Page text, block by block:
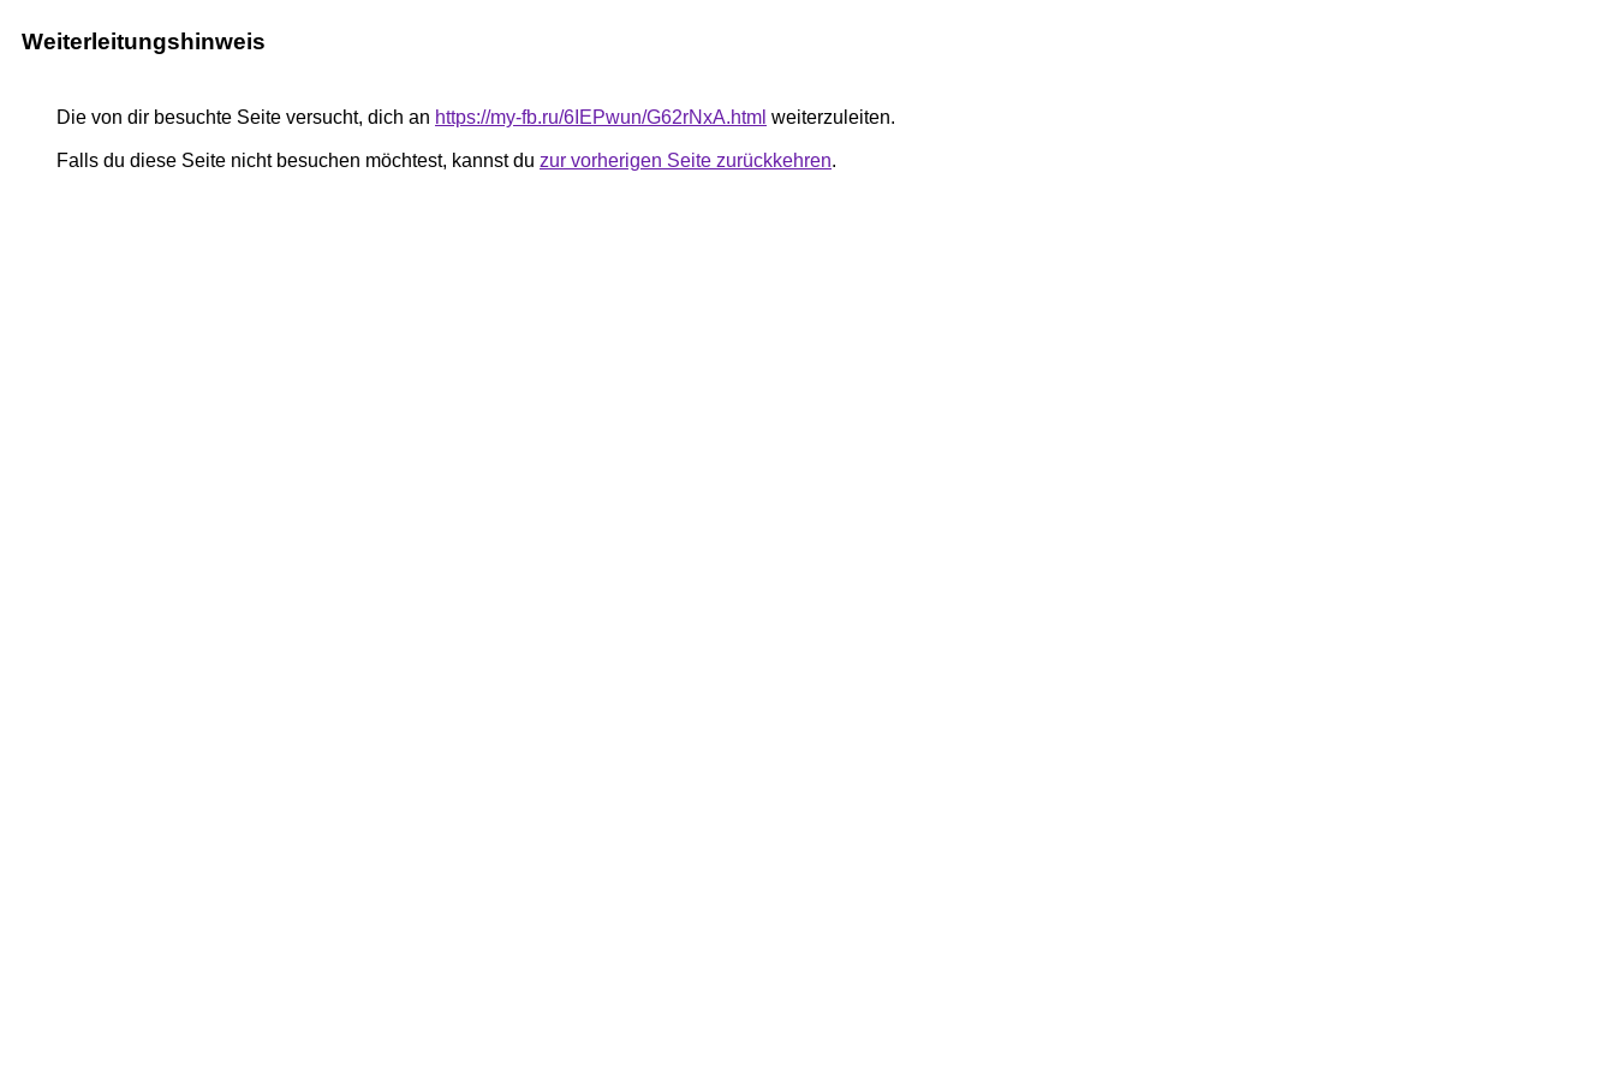
Weiterleitungshinweis
Die von dir besuchte Seite versucht, dich an https://my-fb.ru/6IEPwun/G62rNxA.html weiterzuleiten.
Falls du diese Seite nicht besuchen möchtest, kannst du zur vorherigen Seite zurückkehren.